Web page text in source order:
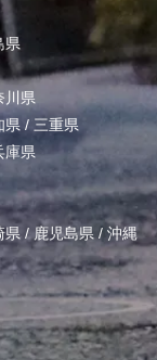
県
川県
県 / 三重県
庫県
県 /鹿児島県 / 沖縄